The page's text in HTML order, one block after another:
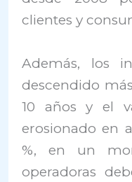
clientes y
Además, los
descendido
10 años y el
erosionado en
%, en un
operadoras